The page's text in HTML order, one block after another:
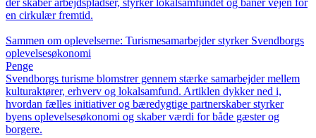
der skaber arbejdspladser, styrker lokalsamfundet og baner vejen for
en cirkulær fremtid.
Sammen om oplevelserne: Turismesamarbejder styrker Svendborgs
oplevelsesøkonomi
Penge
Svendborgs turisme blomstrer gennem stærke samarbejder mellem
kulturaktører, erhverv og lokalsamfund. Artiklen dykker ned i,
hvordan fælles initiativer og bæredygtige partnerskaber styrker
byens oplevelsesøkonomi og skaber værdi for både gæster og
borgere.